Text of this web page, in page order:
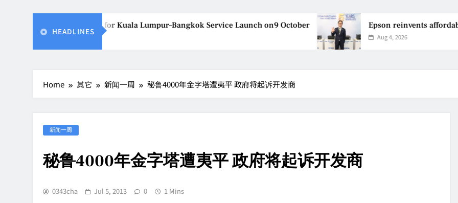
HEADLINES
Thailand Gears Up for Kuala Lumpur–Bangkok Service Launch on9 October Epson reinvents
Aug 4, 2026
Home 其它 新闻一周 秘鲁4000年金字塔遭夷平 政府将起诉开发商
新闻一周
秘鲁4000年金字塔遭夷平 政府将起诉开发商
0343cha Jul 5, 2013 0 1 Mins